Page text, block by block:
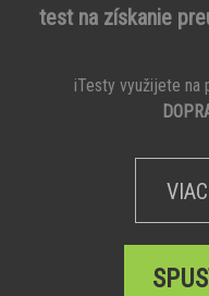
test na získanie
iTesty využijete na